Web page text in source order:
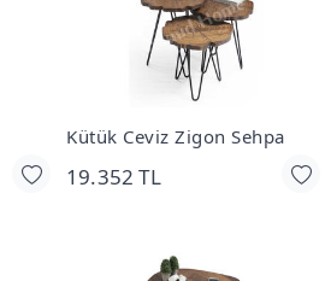
Kütük Ceviz Zigon Sehpa
19.352 TL